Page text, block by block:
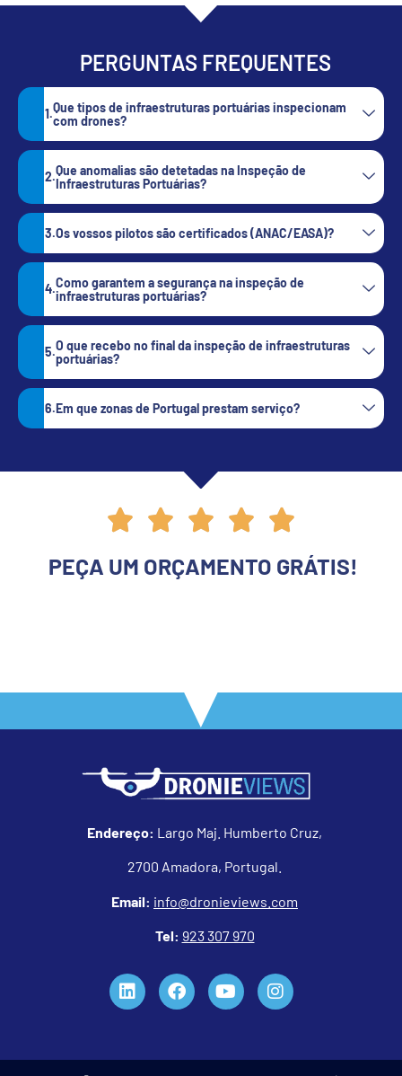
PERGUNTAS FREQUENTES
Que tipos de infraestruturas portuárias inspecionam
com drones?
Que anomalias são detetadas na Inspeção de
Infraestruturas Portuárias?
Os vossos pilotos são certificados (ANAC/EASA)?
Como garantem a segurança na inspeção de
infraestruturas portuárias?
O que recebo no final da inspeção de infraestruturas
portuárias?
Em que zonas de Portugal prestam serviço?
PEÇA UM ORÇAMENTO GRÁTIS!
Endereço: Largo Maj. Humberto Cruz,
2700 Amadora, Portugal.
Email: info@dronieviews.com
Tel: 923 307 970